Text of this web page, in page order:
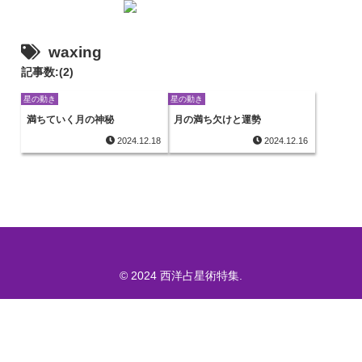
waxing
記事数:(2)
星の動き
満ちていく月の神秘
2024.12.18
星の動き
月の満ち欠けと運勢
2024.12.16
© 2024 西洋占星術特集.